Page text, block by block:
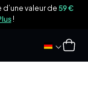
valeur de 59 €
!
Panier